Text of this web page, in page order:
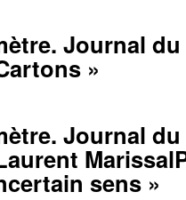
Journal
»
Journal
sens »